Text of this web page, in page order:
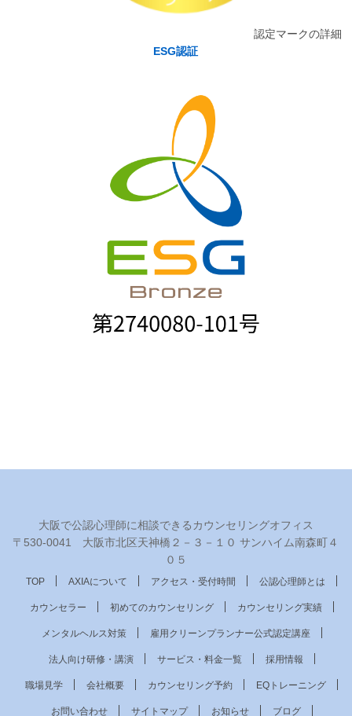
認定マークの詳細
ESG認証
大阪で公認心理師に相談できるカウンセリングオフィス
〒530‐0041 大阪市北区天神橋２－３－１０ サンハイム南森町４
０５
TOP AXIAについて アクセス・受付時間 公認心理師とは
カウンセラー 初めてのカウンセリング カウンセリング実績
メンタルヘルス対策 雇用クリーンプランナー公式認定講座
法人向け研修・講演 サービス・料金一覧 採用情報
職場見学 会社概要 カウンセリング予約 EQトレーニング
お問い合わせ サイトマップ お知らせ ブログ